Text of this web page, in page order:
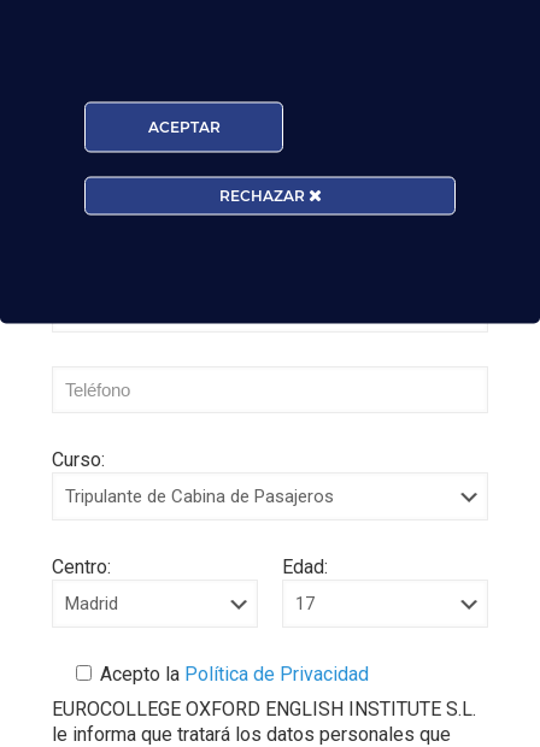
Curso:
Centro: Edad:
Acepto la Política de Privacidad
EUROCOLLEGE OXFORD ENGLISH INSTITUTE S.L.
le informa que tratará los datos personales que
ACEPTAR
RECHAZAR